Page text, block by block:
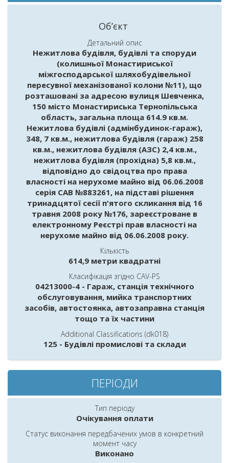
Об’єкт
Детальний опис
Нежитлова будівля, будівлі та споруди
(колишньої Монастириської
міжгосподарської шляхобудівельної
пересувної механізованої колони №11), що
розташовані за адресою вулиця Шевченка,
150 місто Монастириська Тернопільська
область, загальна площа 614.9 кв.м.
Нежитлова будівлі (адмінбудинок-гараж),
348, 7 кв.м., нежитлова будівля (гараж) 258
кв.м., нежитлова будівля (АЗС) 2,4 кв.м.,
нежитлова будівля (прохідна) 5,8 кв.м.,
відповідно до свідоцтва про права
власності на нерухоме майно від 06.06.2008
серія САВ №883261, на підставі рішення
тринадцятої сесії п'ятого скликання від 16
травня 2008 року №176, зареєстроване в
електронному Реєстрі прав власності на
нерухоме майно від 06.06.2008 року.
Кількість
614,9 метри квадратні
Класифікація згідно CAV-PS
04213000-4- Гараж, станція технічного
обслуговування, мийка транспортних
засобів, автостоянка, автозаправна станція
тощо та їх частини
Additional Classifications (dk018)
125 - Будівлі промислові та склади
ПЕРІОДИ
Тип періоду
Очікування оплати
Статус виконання передбачених умов в конкретний
момент часу
Виконано